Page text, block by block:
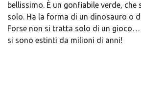
bellissimo. È un gonfiabile verde, che
solo. Ha la forma di un dinosauro o
Forse non si tratta solo di un gioco…
si sono estinti da milioni di anni!